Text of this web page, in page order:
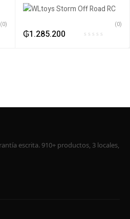
(0)
₲1.285.200
(0)
escrita. 910+ productos, 3 locales,